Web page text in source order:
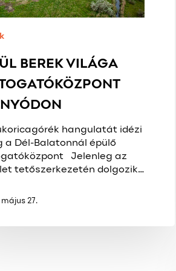
BEREK VILÁGA
hangulatát idézi
a Dél-Balatonnál épülő
Jelenleg az
tetőszerkezetén dolgozik…
május 27.